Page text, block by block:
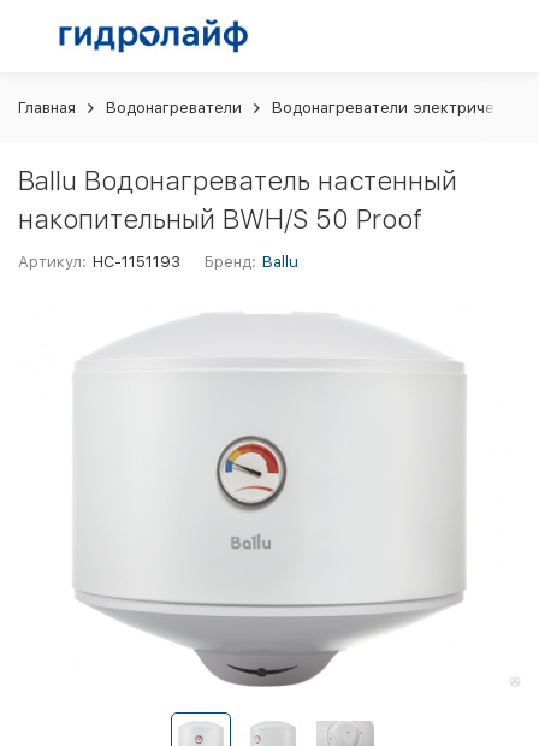
Главная Водонагреватели Водонагреватели электрические
Ballu Водонагреватель настенный
накопительный BWH/S 50 Proof
Артикул: НС-1151193 Бренд: Ballu